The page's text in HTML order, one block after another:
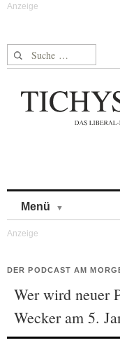
Suche nach:
Menü
DER PODCAST AM
Wer wird neuer
Wecker am 5.